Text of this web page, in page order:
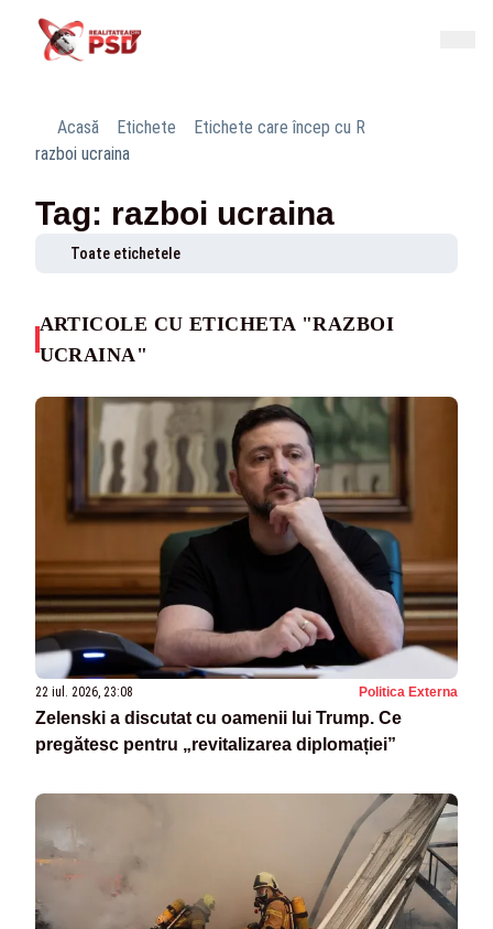
Acasă Etichete
Etichete care încep cu R
razboi ucraina
Tag: razboi ucraina
Toate etichetele
ARTICOLE CU ETICHETA "RAZBOI
UCRAINA"
22 iul. 2026, 23:08 Politica Externa
Zelenski a discutat cu oamenii lui Trump. Ce
pregătesc pentru „revitalizarea diplomației”